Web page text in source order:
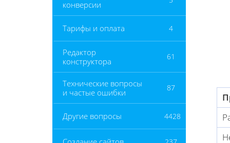
конверсии
Тарифы и оплата 4
Редактор
конструктора
61
Технические вопросы
и частые ошибки
87
Другие вопросы 4428